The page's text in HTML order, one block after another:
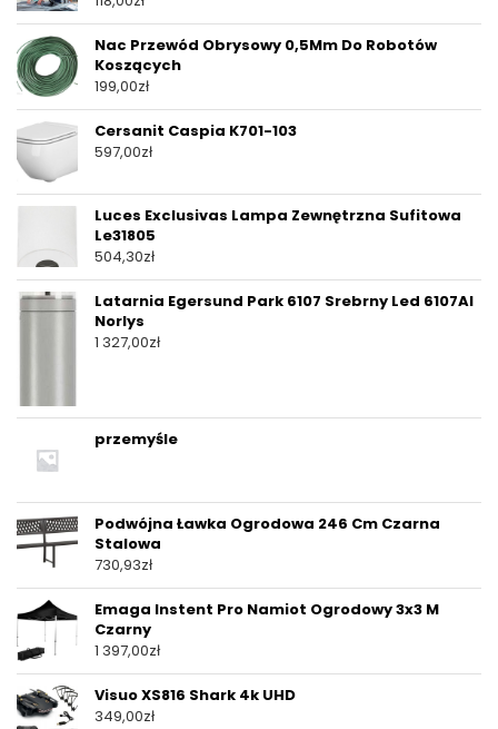
Nac Przewód Obrysowy 0,5Mm Do Robotów
Koszących
199,00zł
Cersanit Caspia K701-103
597,00zł
Luces Exclusivas Lampa Zewnętrzna Sufitowa
Le31805
504,30zł
Latarnia Egersund Park 6107 Srebrny Led 6107Al
Norlys
1 327,00zł
przemyśle
Podwójna Ławka Ogrodowa 246 Cm Czarna
Stalowa
730,93zł
Emaga Instent Pro Namiot Ogrodowy 3x3 M
Czarny
1 397,00zł
Visuo XS816 Shark 4k UHD
349,00zł